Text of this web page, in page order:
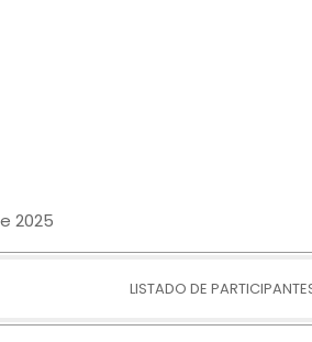
2025
LISTADO DE